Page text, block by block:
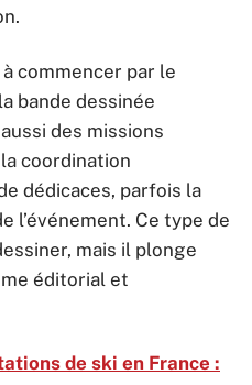
commencer par le
bande dessinée
des missions
coordination
dédicaces, parfois la
l’événement. Ce type de
mais il plonge
éditorial et
de ski en France :